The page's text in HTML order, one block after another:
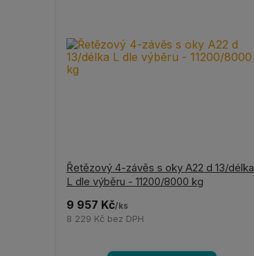
Řetězový 4-závěs s oky A22 d 13/délka
L dle výběru - 11200/8000 kg
9 957 Kč/ks
8 229 Kč bez DPH